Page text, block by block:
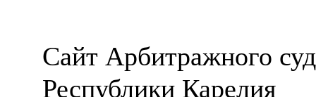
Сайт Арбитражного
Республики Карелия